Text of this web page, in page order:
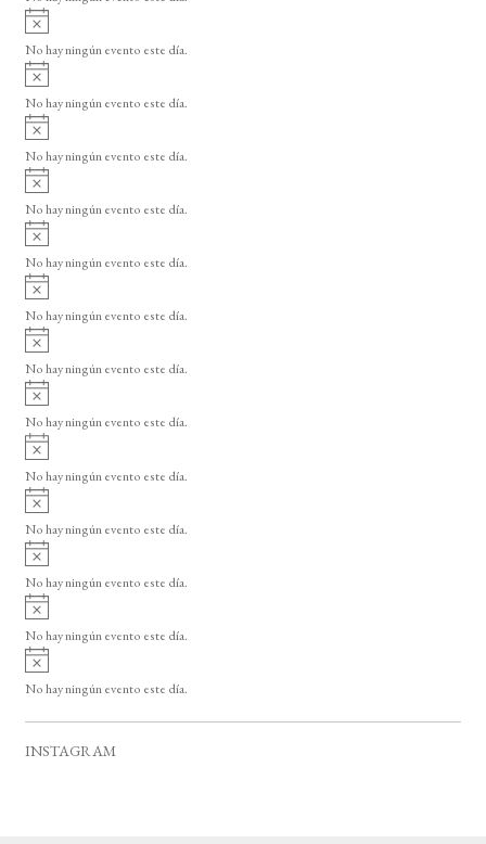
i
o
A
v
i
o
No hay ningún evento este día.
A
v
i
o
No hay ningún evento este día.
A
v
i
o
No hay ningún evento este día.
A
v
i
o
No hay ningún evento este día.
A
v
i
o
No hay ningún evento este día.
A
v
i
o
No hay ningún evento este día.
A
v
i
o
No hay ningún evento este día.
A
v
i
o
No hay ningún evento este día.
A
v
i
o
No hay ningún evento este día.
A
v
i
o
No hay ningún evento este día.
A
v
i
o
No hay ningún evento este día.
A
v
i
o
No hay ningún evento este día.
A
v
i
No hay ningún evento este día.
INSTAGRAM